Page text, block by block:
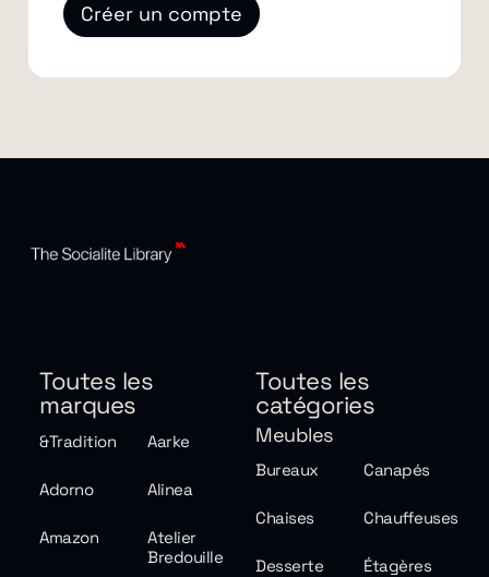
Créer un compte
Toutes les
marques
&Tradition Aarke
Adorno Alinea
Amazon
Atelier
Bredouille
Toutes les
catégories
Meubles
Bureaux Canapés
Chaises Chauffeuses
Desserte Étagères